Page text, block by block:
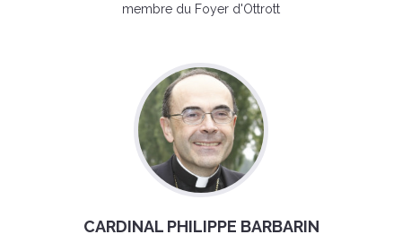
membre du Foyer d'Ottrott
CARDINAL PHILIPPE BARBARIN